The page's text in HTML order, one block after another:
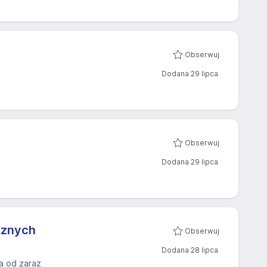
Obserwuj
Dodana 29 lipca
Obserwuj
Dodana 29 lipca
od zaraz
Obserwuj
Dodana 28 lipca